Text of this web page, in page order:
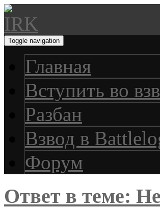
Toggle navigation
Главная
Вступить во
Разбан
Взвод в
Форум
Ответ в теме: